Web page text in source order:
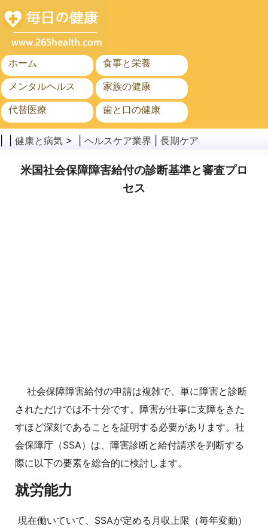
ホーム
食事と栄養
メンタルヘルス
家族の健康
代替医療
歯と口の健康
がん
健康と病気 > | ヘルスケア業界 長期ケア
米国社会保障障害給付の診断基準と審査プロ
セス
社会保障障害給付の申請は複雑で、単に障害と診断
されただけでは不十分です。障害が仕事に支障をきた
すほど深刻であることを証明する必要があります。社
会保障庁（SSA）は、障害診断と給付請求を判断する
際に以下の要素を総合的に検討します。
就労能力
現在働いていて、SSAが定める月収上限（毎年変動）